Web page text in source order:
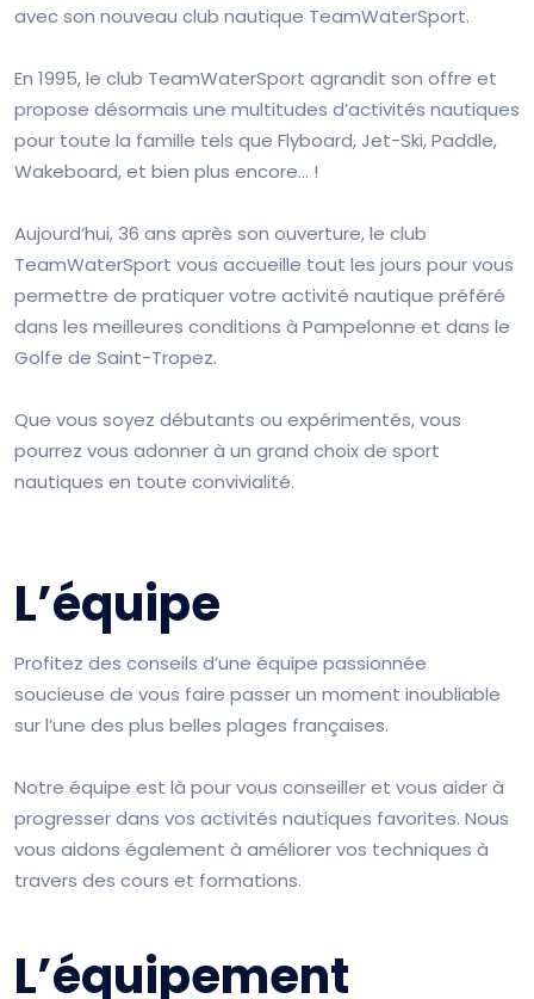
avec son nouveau club nautique TeamWaterSport.
En 1995, le club TeamWaterSport agrandit son offre et
propose désormais une multitudes d’activités nautiques
pour toute la famille tels que Flyboard, Jet-Ski, Paddle,
Wakeboard, et bien plus encore… !
Aujourd’hui, 36 ans après son ouverture, le club
TeamWaterSport vous accueille tout les jours pour vous
permettre de pratiquer votre activité nautique préféré
dans les meilleures conditions à Pampelonne et dans le
Golfe de Saint-Tropez.
Que vous soyez débutants ou expérimentés, vous
pourrez vous adonner à un grand choix de sport
nautiques en toute convivialité.
L’équipe
Profitez des conseils d’une équipe passionnée
soucieuse de vous faire passer un moment inoubliable
sur l’une des plus belles plages françaises.
Notre équipe est là pour vous conseiller et vous aider à
progresser dans vos activités nautiques favorites. Nous
vous aidons également à améliorer vos techniques à
travers des cours et formations.
L’équipement